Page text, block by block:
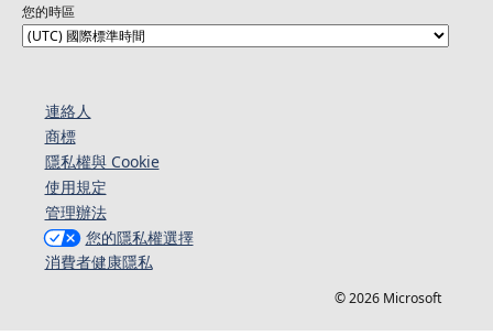
您的時區
連絡人​​
商標
隱私權與 Cookie
使用規定
管理辦法
您的隱私權選擇
消費者健康隱私
© 2026 Microsoft